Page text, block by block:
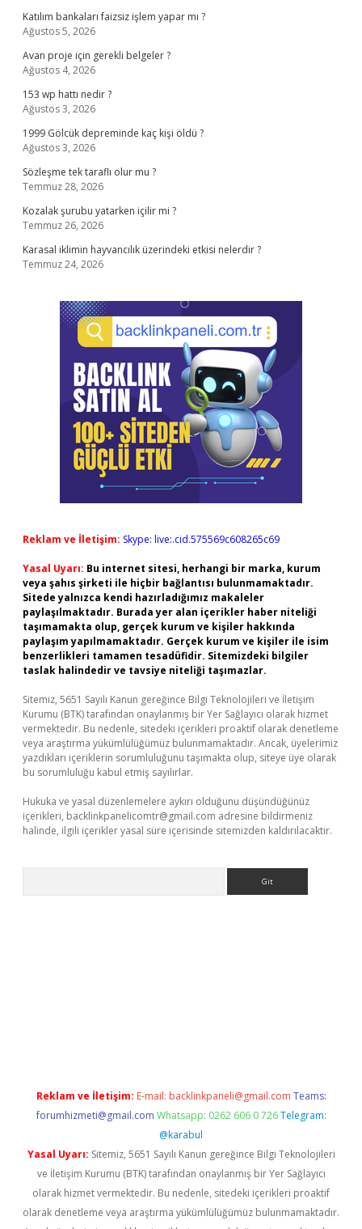
Katılım bankaları faizsiz işlem yapar mı ?
Ağustos 5, 2026
Avan proje için gerekli belgeler ?
Ağustos 4, 2026
153 wp hattı nedir ?
Ağustos 3, 2026
1999 Gölcük depreminde kaç kişi öldü ?
Ağustos 3, 2026
Sözleşme tek taraflı olur mu ?
Temmuz 28, 2026
Kozalak şurubu yatarken içilir mi ?
Temmuz 26, 2026
Karasal iklimin hayvancılık üzerindeki etkisi nelerdir ?
Temmuz 24, 2026
Reklam ve İletişim: Skype: live:.cid.575569c608265c69
Yasal Uyarı: Bu internet sitesi, herhangi bir marka, kurum
veya şahıs şirketi ile hiçbir bağlantısı bulunmamaktadır.
Sitede yalnızca kendi hazırladığımız makaleler
paylaşılmaktadır. Burada yer alan içerikler haber niteliği
taşımamakta olup, gerçek kurum ve kişiler hakkında
paylaşım yapılmamaktadır. Gerçek kurum ve kişiler ile isim
benzerlikleri tamamen tesadüfidir. Sitemizdeki bilgiler
taslak halindedir ve tavsiye niteliği taşımazlar.
Sitemiz, 5651 Sayılı Kanun gereğince Bilgi Teknolojileri ve İletişim
Kurumu (BTK) tarafından onaylanmış bir Yer Sağlayıcı olarak hizmet
vermektedir. Bu nedenle, sitedeki içerikleri proaktif olarak denetleme
veya araştırma yükümlülüğümüz bulunmamaktadır. Ancak, üyelerimiz
yazdıkları içeriklerin sorumluluğunu taşımakta olup, siteye üye olarak
bu sorumluluğu kabul etmiş sayılırlar.
Hukuka ve yasal düzenlemelere aykırı olduğunu düşündüğünüz
içerikleri, backlinkpanelicomtr@gmail.com adresine bildirmeniz
halinde, ilgili içerikler yasal süre içerisinde sitemizden kaldırılacaktır.
Reklam ve İletişim: E-mail: backlinkpaneli@gmail.com Teams:
forumhizmeti@gmail.com Whatsapp: 0262 606 0 726 Telegram:
@karabul
Yasal Uyarı: Sitemiz, 5651 Sayılı Kanun gereğince Bilgi Teknolojileri
ve İletişim Kurumu (BTK) tarafından onaylanmış bir Yer Sağlayıcı
olarak hizmet vermektedir. Bu nedenle, sitedeki içerikleri proaktif
olarak denetleme veya araştırma yükümlülüğümüz bulunmamaktadır.